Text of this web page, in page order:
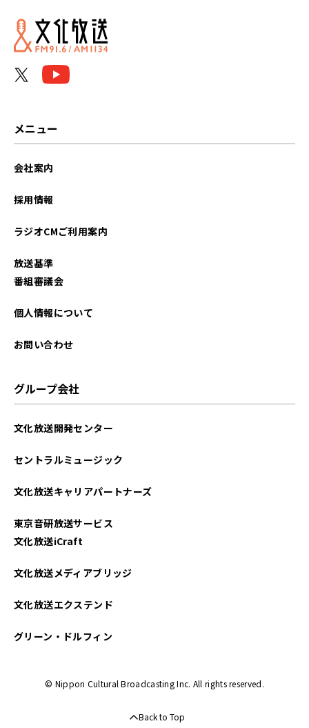
メニュー
会社案内
採用情報
ラジオCMご利用案内
放送基準
番組審議会
個人情報について
お問い合わせ
グループ会社
文化放送開発センター
セントラルミュージック
文化放送キャリアパートナーズ
東京音研放送サービス
文化放送iCraft
文化放送メディアブリッジ
文化放送エクステンド
グリーン・ドルフィン
© Nippon Cultural Broadcasting Inc. All rights reserved.
Back to Top